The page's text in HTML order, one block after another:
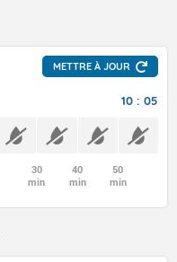
METTRE À JOUR
10 : 05
30
min
40
min
50
min